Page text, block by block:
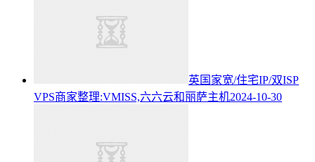
英国家宽/住宅IP/双ISP
VPS商家整理:VMISS,六六云和丽萨主机2024-10-30